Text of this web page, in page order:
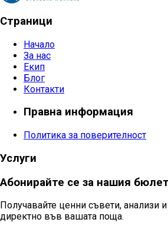
Страници
Начало
За нас
Екип
Блог
Контакти
Правна информация
Политика за поверителност
Услуги
Абонирайте се за нашия
Получавайте ценни съвети, анализи
директно във вашата поща.